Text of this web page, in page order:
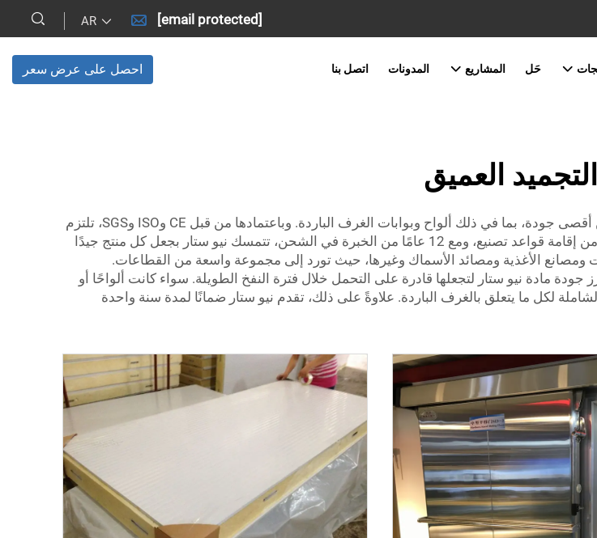
[email protected]
AR
حَل المشاريع المدونات اتصل بنا احصل على عرض سعر
العميق
نيو ستار هي مصنع مشهور في تشانغتشو، تقوم بتصميم وتصنيع معدات تبريد من أقصى جودة، بما في ذلك ألواح وبوابات الغرف الباردة. وباعتمادها من قبل CE وISO وSGS، تلتزم
نيو ستار بتقديم أفضل المنتجات والخدمات في العالم لك. وبعد أكثر من 20 عامًا من إقامة قواعد تصنيع، ومع 12 عامًا من الخبرة في الشحن، تتمسك نيو ستار بجعل كل منتج جيدًا
ومصانع الأغذية ومصائد الأسماك وغيرها، حيث تورد إلى مجموعة واسعة من القطاعات.
مادة نيو ستار لتجعلها قادرة على التحمل خلال فترة النفخ الطويلة. سواء كانت ألواحًا أو
لكل ما يتعلق بالغرف الباردة. علاوةً على ذلك، تقدم نيو ستار ضمانًا لمدة سنة واحدة